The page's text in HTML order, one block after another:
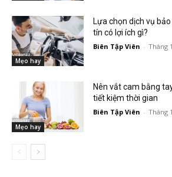
Mẹo hay
Lựa chọn dịch vụ
tín có lợi ích gì?
Biên Tập Viên - Tháng
Mẹo hay
Nên vắt cam bằng
tiết kiệm thời gian
Biên Tập Viên - Tháng